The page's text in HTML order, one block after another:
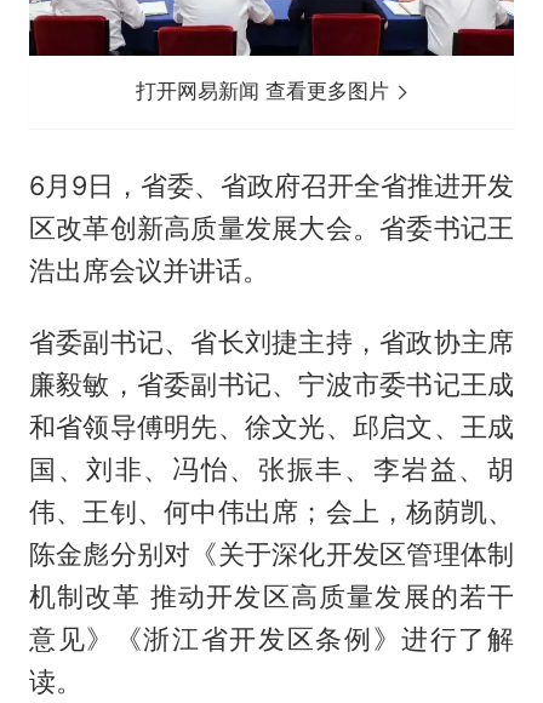
打开网易新闻 查看更多图片
6月9日，省委、省政府召开全省推进开发
区改革创新高质量发展大会。省委书记王
浩出席会议并讲话。
省委副书记、省长刘捷主持，省政协主席
廉毅敏，省委副书记、宁波市委书记王成
和省领导傅明先、徐文光、邱启文、王成
国、刘非、冯怡、张振丰、李岩益、胡
伟、王钊、何中伟出席；会上，杨荫凯、
陈金彪分别对《关于深化开发区管理体制
机制改革 推动开发区高质量发展的若干
意见》《浙江省开发区条例》进行了解
读。